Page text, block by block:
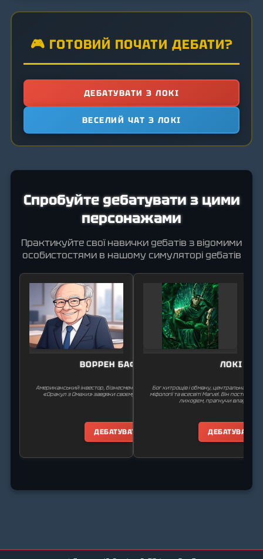
🎮 ГОТОВИЙ ПОЧАТИ ДЕБАТИ?
ДЕБАТУВАТИ З ЛОКІ
ВЕСЕЛИЙ ЧАТ З ЛОКІ
Спробуйте дебатувати з цими
персонажами
Практикуйте свої навички дебатів з відомими
особистостями в нашому симуляторі дебатів
ВОРРЕН БАФФЕТ
Американський інвестор, бізнесмен та філантроп, відомий як
«Оракул з Омахи» завдяки своєму успіху в інвестуванні.
ДЕБАТУВАТИ
ЛОКІ
Бог хитрощів і обману, центральна
міфології та всесвіті Marvel. Він постійно
лиходієм, прагнучи влади та
ДЕБАТУВАТИ